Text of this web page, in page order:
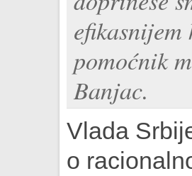
pomoćnik
Banjac.
Vlada
o